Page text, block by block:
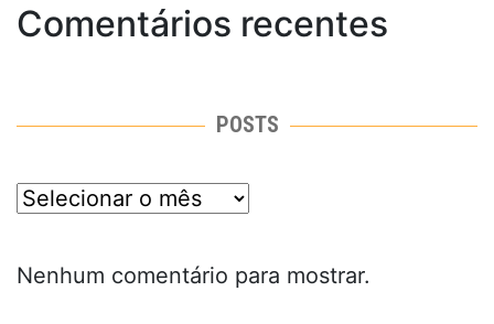
Comentários recentes
POSTS
posts
Nenhum comentário para mostrar.